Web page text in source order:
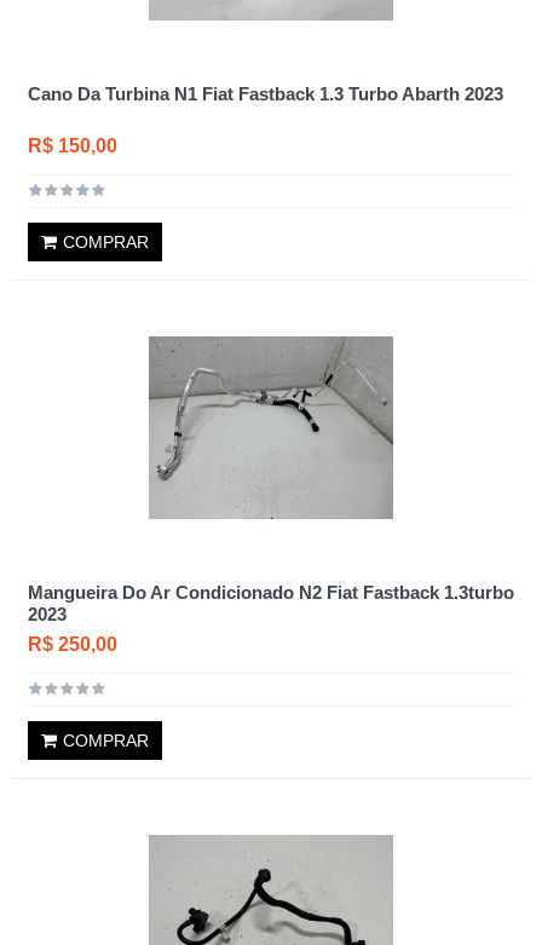
Cano Da Turbina N1 Fiat Fastback 1.3 Turbo Abarth 2023
R$ 150,00
COMPRAR
Mangueira Do Ar Condicionado N2 Fiat Fastback 1.3turbo
2023
R$ 250,00
COMPRAR